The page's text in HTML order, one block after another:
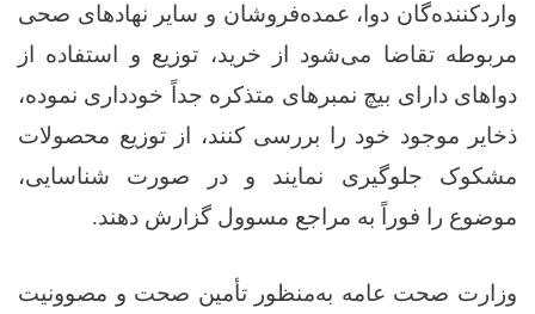
واردکننده‌گان دوا، عمده‌فروشان و سایر نهادهای صحی
مربوطه تقاضا می‌شود از خرید، توزیع و استفاده از
دواهای دارای بیچ نمبرهای متذکره جداً خودداری نموده،
ذخایر موجود خود را بررسی کنند، از توزیع محصولات
مشکوک جلوگیری نمایند و در صورت شناسایی،
موضوع را فوراً به مراجع مسوول گزارش دهند.
وزارت صحت عامه به‌منظور تأمین صحت و مصوونیت